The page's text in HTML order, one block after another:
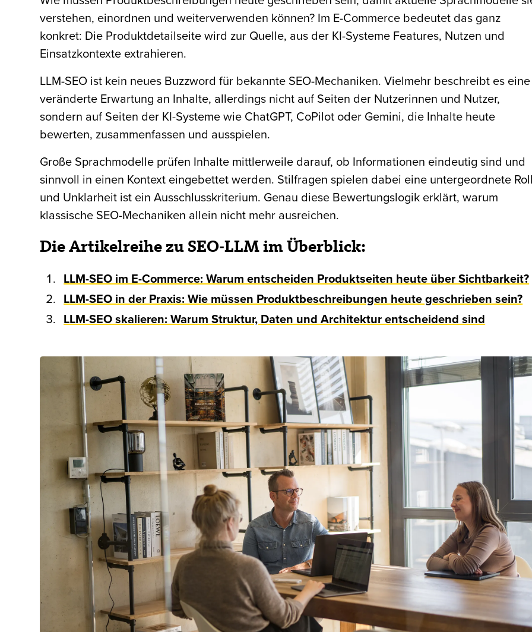
verstehen, einordnen und weiterverwenden können? Im E-Commerce bedeutet das ganz
konkret: Die Produktdetailseite wird zur Quelle, aus der KI-Systeme Features, Nutzen und
Einsatzkontexte extrahieren.
LLM-SEO ist kein neues Buzzword für bekannte SEO-Mechaniken. Vielmehr beschreibt es eine
veränderte Erwartung an Inhalte, allerdings nicht auf Seiten der Nutzerinnen und Nutzer,
sondern auf Seiten der KI-Systeme wie ChatGPT, CoPilot oder Gemini, die Inhalte heute
bewerten, zusammenfassen und ausspielen.
Große Sprachmodelle prüfen Inhalte mittlerweile darauf, ob Informationen eindeutig sind und
sinnvoll in einen Kontext eingebettet werden. Stilfragen spielen dabei eine untergeordnete
und Unklarheit ist ein Ausschlusskriterium. Genau diese Bewertungslogik erklärt, warum
klassische SEO-Mechaniken allein nicht mehr ausreichen.
Die Artikelreihe zu SEO-LLM im Überblick:
LLM-SEO im E-Commerce: Warum entscheiden Produktseiten heute über Sichtbarkeit?
LLM-SEO in der Praxis: Wie müssen Produktbeschreibungen heute geschrieben sein?
LLM-SEO skalieren: Warum Struktur, Daten und Architektur entscheidend sind